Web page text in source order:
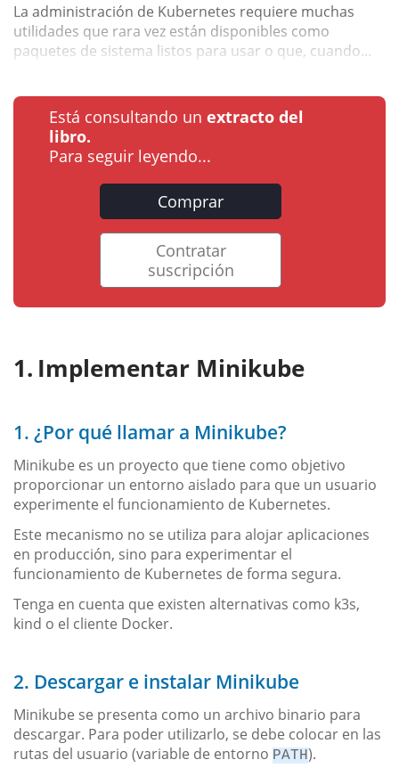
La administración de Kubernetes requiere muchas
utilidades que rara vez están disponibles como
paquetes de sistema listos para usar o que, cuando...
Está consultando un extracto del
libro.
Para seguir leyendo...
Comprar
Contratar
suscripción
Implementar Minikube
1. ¿Por qué llamar a Minikube?
Minikube es un proyecto que tiene como objetivo
proporcionar un entorno aislado para que un usuario
experimente el funcionamiento de Kubernetes.
Este mecanismo no se utiliza para alojar aplicaciones
en producción, sino para experimentar el
funcionamiento de Kubernetes de forma segura.
Tenga en cuenta que existen alternativas como k3s,
kind o el cliente Docker.
2. Descargar e instalar Minikube
Minikube se presenta como un archivo binario para
descargar. Para poder utilizarlo, se debe colocar en las
rutas del usuario (variable de entorno PATH).